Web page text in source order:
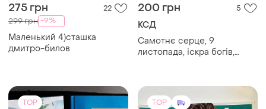
275 грн 22
299 грн -9%
Маленький 4)сташка
дмитро-билов
200 грн 5
КСД
Самотнє серце, 9
листопада, іскра богів,
TOP TOP